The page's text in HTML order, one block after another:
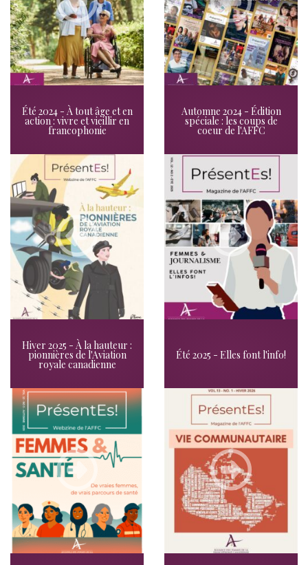
Été 2024 - À tout âge et en
action : vivre et vieillir en
francophonie
Automne 2024 - Édition
spéciale : les coups de
coeur de l'AFFC
Hiver 2025 - À la hauteur :
pionnières de l'Aviation
royale canadienne
Été 2025 - Elles font l'info!